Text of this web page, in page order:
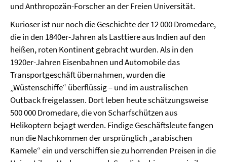
und Anthropozän-Forscher an der Freien Universität.
Kurioser ist nur noch die Geschichte der 12 000 Dromedare,
die in den 1840er-Jahren als Lasttiere aus Indien auf den
heißen, roten Kontinent gebracht wurden. Als in den
1920er-Jahren Eisenbahnen und Automobile das
Transportgeschäft übernahmen, wurden die
„Wüstenschiffe“ überflüssig – und im australischen
Outback freigelassen. Dort leben heute schätzungsweise
500 000 Dromedare, die von Scharfschützen aus
Helikoptern bejagt werden. Findige Geschäftsleute fangen
nun die Nachkommen der ursprünglich „arabischen
Kamele“ ein und verschiffen sie zu horrenden Preisen in die